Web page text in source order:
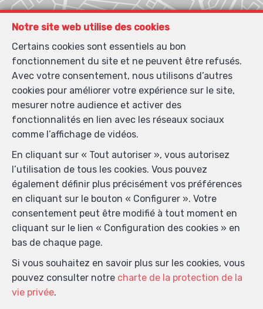
Localiser sur la carte
Notre site web utilise des cookies
Certains cookies sont essentiels au bon
fonctionnement du site et ne peuvent être refusés.
Avec votre consentement, nous utilisons d’autres
cookies pour améliorer votre expérience sur le site,
mesurer notre audience et activer des
fonctionnalités en lien avec les réseaux sociaux
comme l’affichage de vidéos.
En cliquant sur « Tout autoriser », vous autorisez
l’utilisation de tous les cookies. Vous pouvez
également définir plus précisément vos préférences
en cliquant sur le bouton « Configurer ». Votre
consentement peut être modifié à tout moment en
cliquant sur le lien « Configuration des cookies » en
bas de chaque page.
Si vous souhaitez en savoir plus sur les cookies, vous
pouvez consulter notre charte de la protection de la
vie privée.